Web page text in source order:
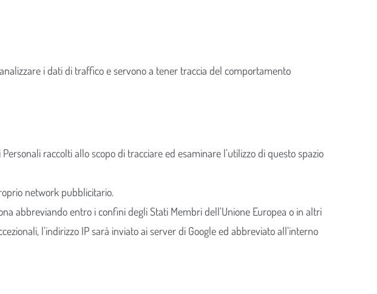
i dati di traffico e servono a tener traccia del comportamento
raccolti allo scopo di tracciare ed esaminare l’utilizzo di questo spazio
network pubblicitario.
abbreviando entro i confini degli Stati Membri dell’Unione Europea o in altri
l’indirizzo IP sarà inviato ai server di Google ed abbreviato all’interno